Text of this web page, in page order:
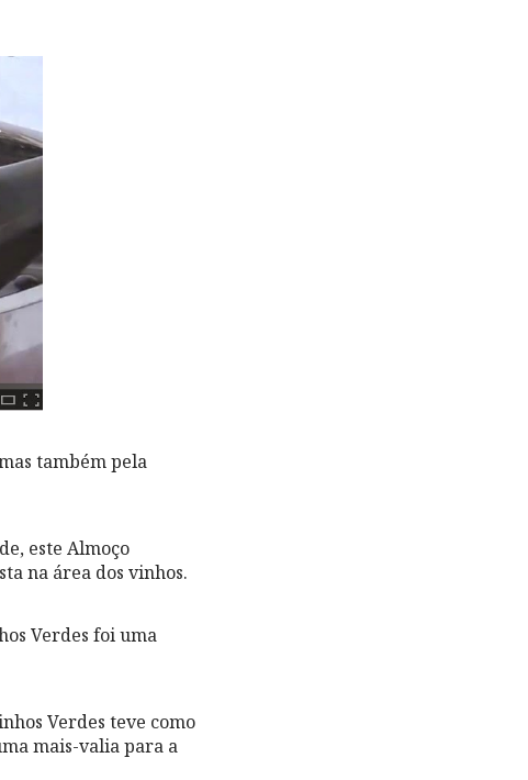
também pela
este Almoço
na área dos vinhos.
Verdes foi uma
Verdes teve como
mais-valia para a